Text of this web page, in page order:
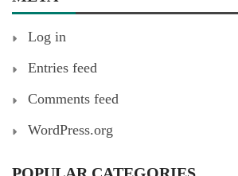
Log in
Entries feed
Comments feed
WordPress.org